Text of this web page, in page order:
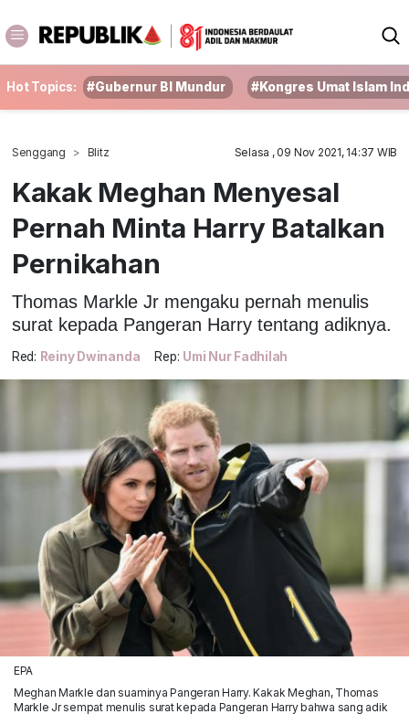
Hot Topics: #Gubernur BI Mundur #Kongres Umat Islam
Senggang Blitz Selasa , 09 Nov 2021, 14:37 WIB
Kakak Meghan Menyesal
Pernah Minta Harry Batalkan
Pernikahan
Thomas Markle Jr mengaku pernah menulis
surat kepada Pangeran Harry tentang adiknya.
Red: Reiny Dwinanda Rep: Umi Nur Fadhilah
EPA
Meghan Markle dan suaminya Pangeran Harry. Kakak Meghan, Thomas
Markle Jr sempat menulis surat kepada Pangeran Harry bahwa sang adik